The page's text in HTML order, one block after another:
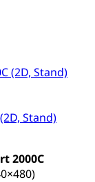
Stand)
2000C